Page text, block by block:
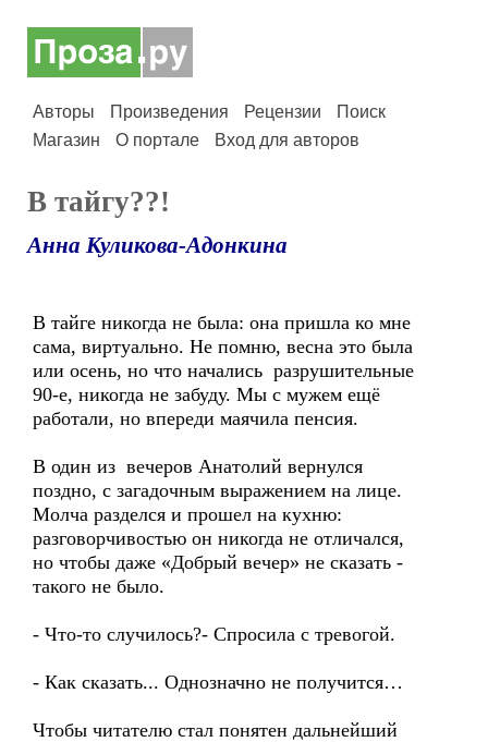
Авторы Произведения Рецензии
Поиск
Магазин
О портале Вход для авторов
В тайгу??!
Анна Куликова-Адонкина
В тайге никогда не была: она пришла ко мне
сама, виртуально. Не помню, весна это была
или осень, но что начались разрушительные
90-е, никогда не забуду. Мы с мужем ещё
работали, но впереди маячила пенсия.
В один из вечеров Анатолий вернулся
поздно, с загадочным выражением на лице.
Молча разделся и прошел на кухню:
разговорчивостью он никогда не отличался,
но чтобы даже «Добрый вечер» не сказать -
такого не было.
- Что-то случилось?- Спросила с тревогой.
- Как сказать... Однозначно не получится…
Чтобы читателю стал понятен дальнейший